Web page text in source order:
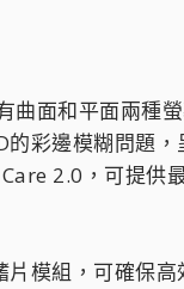
面和平面兩種
彩邊模糊問題
2.0，可提供
模組，可確保